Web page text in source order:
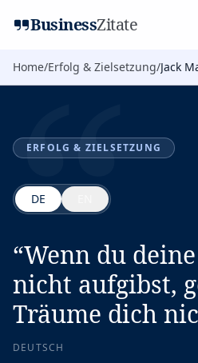
BusinessZitate
Home/Erfolg & Zielsetzung/Jack
“
ERFOLG & ZIELSETZUNG
DE
“Wenn du
nicht aufgibst,
Träume dich
DEUTSCH